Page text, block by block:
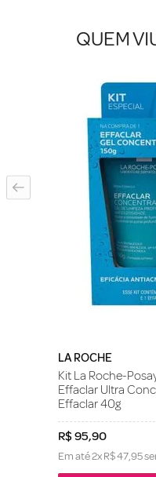
QUEM
LA ROCHE
Kit La Roche-
Effaclar Ultra
Effaclar 40g
R$95,90
Em até2xR$47,95